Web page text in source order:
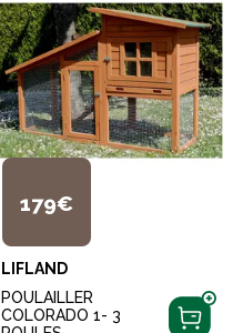
179€
LIFLAND
POULAILLER
COLORADO 1- 3